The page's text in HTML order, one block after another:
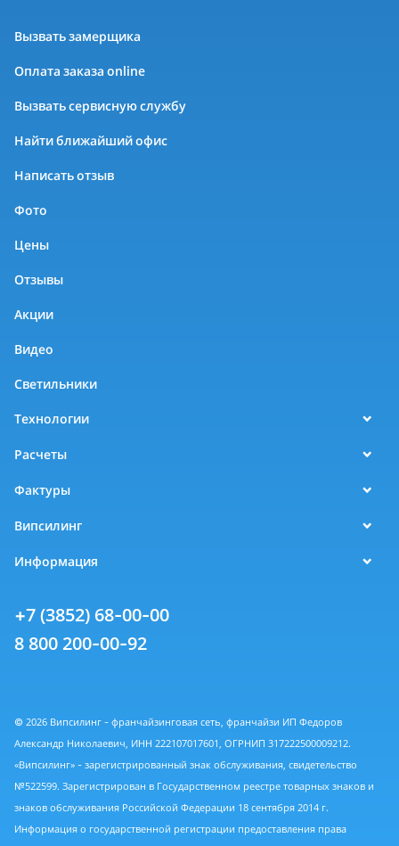
Вызвать замерщика
Оплата заказа online
Вызвать сервисную службу
Найти ближайший офис
Написать отзыв
Фото
Цены
Отзывы
Акции
Видео
Светильники
Технологии
Расчеты
Фактуры
Випсилинг
Информация
+7 (3852) 68-00-00
8 800 200-00-92
© 2026 Випсилинг - франчайзинговая сеть, франчайзи ИП Федоров
Александр Николаевич, ИНН 222107017601, ОГРНИП 317222500009212.
«Випсилинг» - зарегистрированный знак обслуживания, свидетельство
№522599. Зарегистрирован в Государственном реестре товарных знаков и
знаков обслуживания Российской Федерации 18 сентября 2014 г.
Информация о государственной регистрации предоставления права